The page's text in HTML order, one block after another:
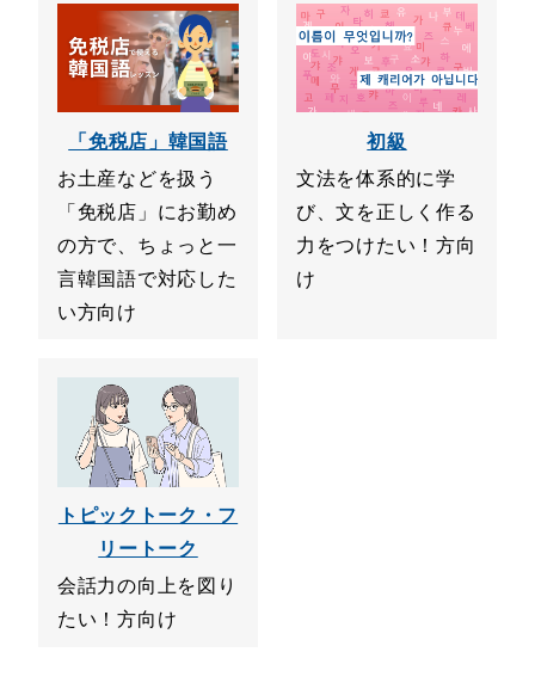
「免税店」韓国語
お土産などを扱う
「免税店」にお勤め
の方で、ちょっと一
言韓国語で対応した
い方向け
初級
文法を体系的に学
び、文を正しく作る
力をつけたい！方向
け
トピックトーク・フ
リートーク
会話力の向上を図り
たい！方向け